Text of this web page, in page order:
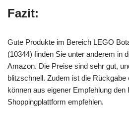
Fazit:
Gute Produkte im Bereich LEGO
(10344) finden Sie unter anderem in
Amazon. Die Preise sind sehr gut,
blitzschnell. Zudem ist die Rückgabe
können aus eigener Empfehlung den
Shoppingplattform empfehlen.